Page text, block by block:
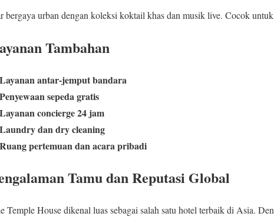
bergaya urban dengan koleksi koktail khas dan musik live. Cocok
Tambahan
Layanan antar-jemput bandara
Penyewaan sepeda gratis
Layanan concierge 24 jam
Laundry dan dry cleaning
Ruang pertemuan dan acara pribadi
Tamu dan Reputasi Global
Temple House dikenal luas sebagai salah satu hotel terbaik di Asia.